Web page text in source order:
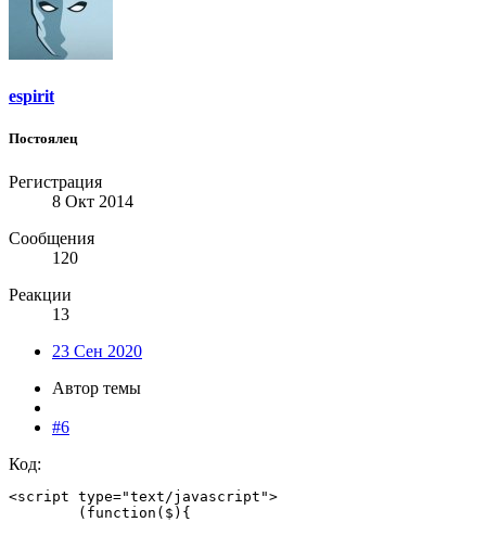
espirit
Постоялец
Регистрация
8 Окт 2014
Сообщения
120
Реакции
13
23 Сен 2020
Автор темы
#6
Код:
<script type="text/javascript">
        (function($){